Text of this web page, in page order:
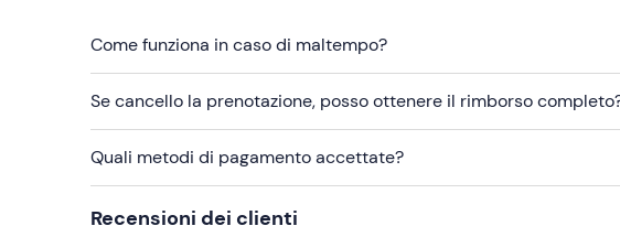
Crema solare
Telo mare
Come funziona in caso di maltempo?
Se cancello la prenotazione, posso ottenere il rimborso
Quali metodi di pagamento accettate?
Recensioni dei clienti